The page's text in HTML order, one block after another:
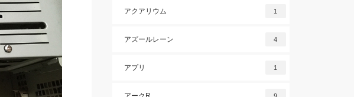
アクアリウム 1
アズールレーン 4
アプリ 1